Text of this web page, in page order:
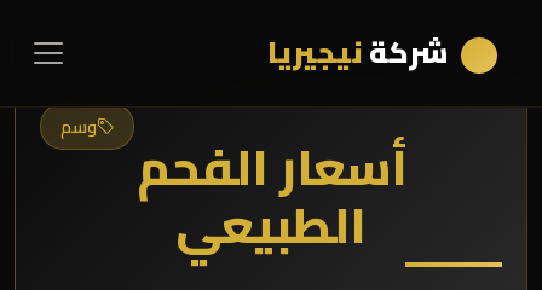
شركةنيجيريا
وسم أسعار الفحم
الطبيعي